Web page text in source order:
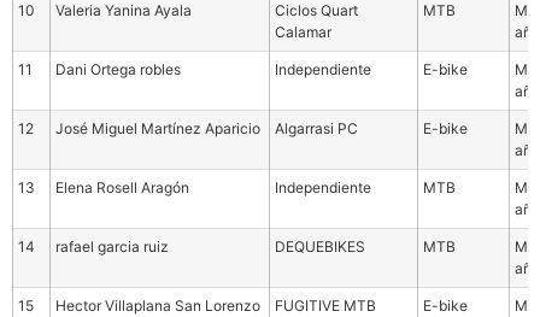
10 Valeria Yanina Ayala
Ciclos Quart
Calamar
MTB
11 Dani Ortega robles Independiente E-bike
12 José Miguel Martínez Aparicio Algarrasi PC E-bike
13 Elena Rosell Aragón Independiente MTB
14 rafael garcia ruiz DEQUEBIKES MTB
15 Hector Villaplana San Lorenzo
FUGITIVE MTB
E-bike